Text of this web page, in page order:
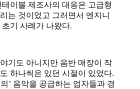
이블 제조사의 대응은 고급형
는 것이었고 그러면서 엔지니
기 사례가 나왔다.
기도 아니지만 음반 매장이 작
하나씩은 있던 시절이 있었다.
’ 음악을 공급하는 업자들과 경